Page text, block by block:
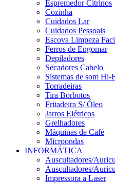
Espremedor Citrinos
Cozinha
Cuidados Lar
Cuidados Pessoais
Escova Limpeza
Ferros de Engomar
Depiladores
Secadores Cabelo
Sistemas de som Hi-
Torradeiras
Tira Borbotos
Fritadeira S/ Óleo
Jarros Elétricos
Grelhadores
Máquinas de Café
Microondas
INFORMÁTICA
Auscultadores/
Auscultadores/
Impressora a Laser